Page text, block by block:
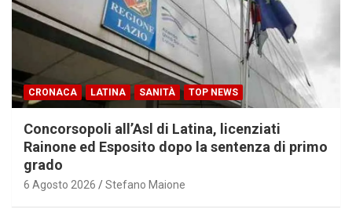
CRONACA LATINA SANITÀ TOP NEWS
Concorsopoli all’Asl di Latina, licenziati
Rainone ed Esposito dopo la sentenza di primo
grado
6 Agosto 2026 Stefano Maione